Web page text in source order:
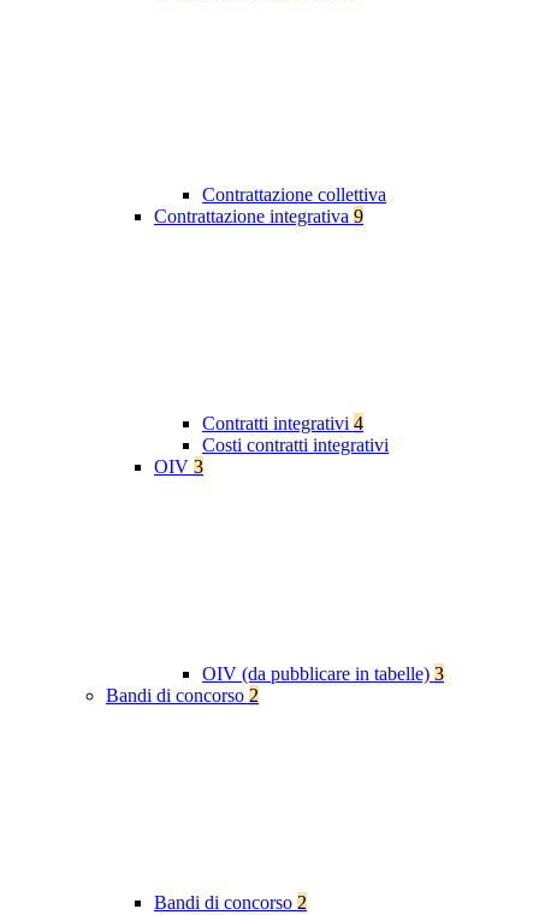
Contrattazione collettiva
Contrattazione integrativa 9
Contratti integrativi 4
Costi contratti integrativi
OIV 3
OIV (da pubblicare in tabelle) 3
Bandi di concorso 2
Bandi di concorso 2